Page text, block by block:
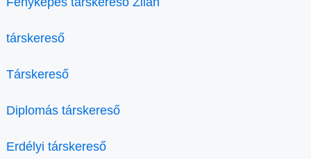
társkereső
Társkereső
Diplomás társkereső
Erdélyi társkereső